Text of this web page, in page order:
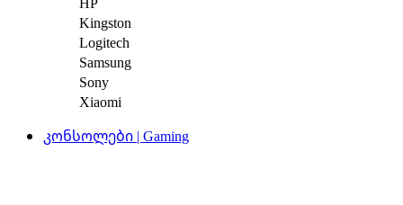
Kingston
Logitech
Samsung
Sony
Xiaomi
კონსოლები | Gaming